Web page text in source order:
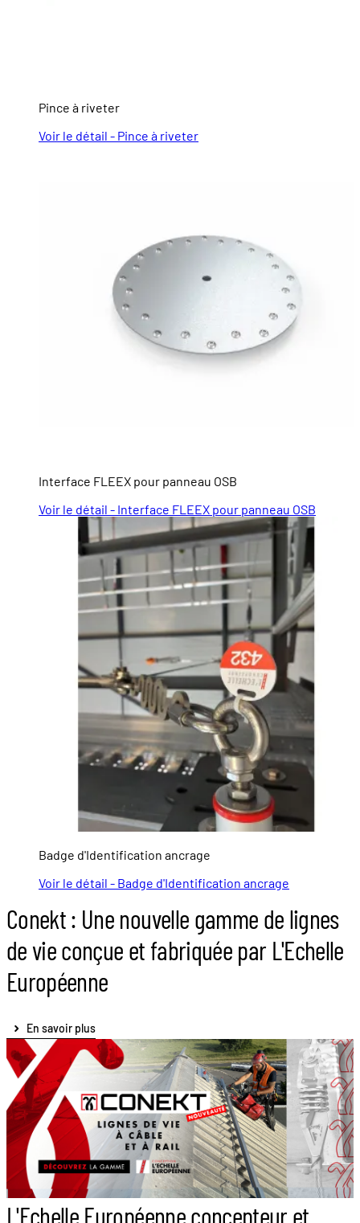
Pince à riveter
Voir le détail - Pince à riveter
Interface FLEEX pour panneau OSB
Voir le détail - Interface FLEEX pour panneau OSB
Badge d'Identification ancrage
Voir le détail - Badge d'Identification ancrage
Conekt : Une nouvelle gamme de lignes
de vie conçue et fabriquée par L'Echelle
Européenne
En savoir plus
L'Echelle Européenne concepteur et